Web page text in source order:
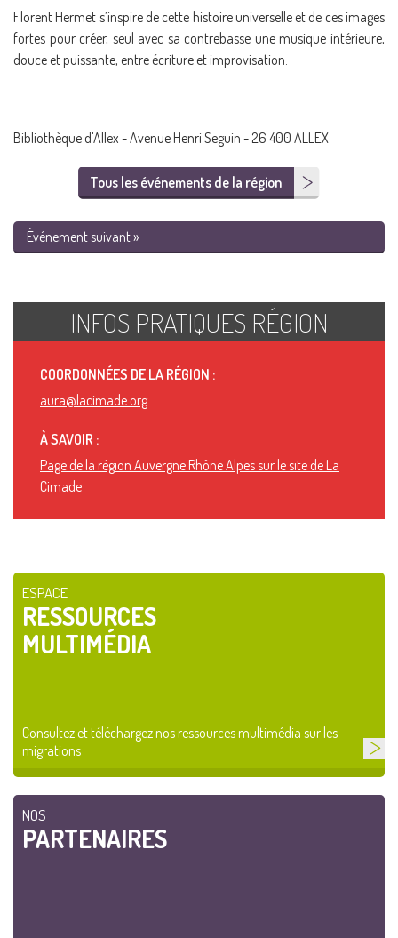
Florent Hermet s’inspire de cette histoire universelle et de ces images
fortes pour créer, seul avec sa contrebasse une musique intérieure,
douce et puissante, entre écriture et improvisation.
Bibliothèque d'Allex - Avenue Henri Seguin - 26 400 ALLEX
Tous les événements de la région
Événement suivant »
INFOS PRATIQUES RÉGION
COORDONNÉES DE LA RÉGION :
aura@lacimade.org
À SAVOIR :
Page de la région Auvergne Rhône Alpes sur le site de La
Cimade
ESPACE
RESSOURCES
MULTIMÉDIA
Consultez et téléchargez nos ressources multimédia sur les
migrations
NOS
PARTENAIRES